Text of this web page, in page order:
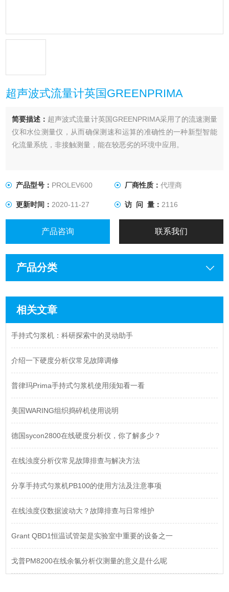
超声波式流量计英国GREENPRIMA
简要描述： 超声波式流量计英国GREENPRIMA采用了的流速测量
仪和水位测量仪，从而确保测速和运算的准确性的一种新型智能
化流量系统，非接触测量，能在较恶劣的环境中应用。
产品型号： PROLEV600 厂商性质： 代理商
更新时间：2020-11-27 访 问 量： 2116
产品咨询 联系我们
产品分类
相关文章
手持式匀浆机：科研探索中的灵动助手
介绍一下硬度分析仪常见故障调修
普律玛Prima手持式匀浆机使用须知看一看
美国WARING组织捣碎机使用说明
德国sycon2800在线硬度分析仪，你了解多少？
在线浊度分析仪常见故障排查与解决方法
分享手持式匀浆机PB100的使用方法及注意事项
在线浊度仪数据波动大？故障排查与日常维护
Grant QBD1恒温试管架是实验室中重要的设备之一
戈普PM8200在线余氯分析仪测量的意义是什么呢